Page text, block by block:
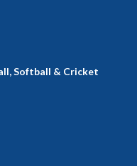
Softball & Cricket